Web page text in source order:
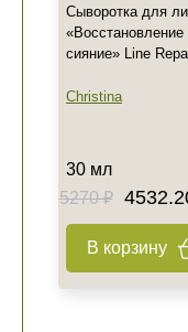
Сыворотка для
«Восстановление
сияние» Line
Christina
30 мл
5270 ₽
В корзину